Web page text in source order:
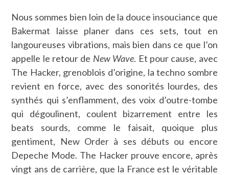
Nous sommes bien loin de la douce insouciance que
Bakermat laisse planer dans ces sets, tout en
langoureuses vibrations, mais bien dans ce que l’on
appelle le retour de New Wave. Et pour cause, avec
The Hacker, grenoblois d’origine, la techno sombre
revient en force, avec des sonorités lourdes, des
synthés qui s’enflamment, des voix d’outre-tombe
qui dégoulinent, coulent bizarrement entre les
beats sourds, comme le faisait, quoique plus
gentiment, New Order à ses débuts ou encore
Depeche Mode. The Hacker prouve encore, après
vingt ans de carrière, que la France est le véritable